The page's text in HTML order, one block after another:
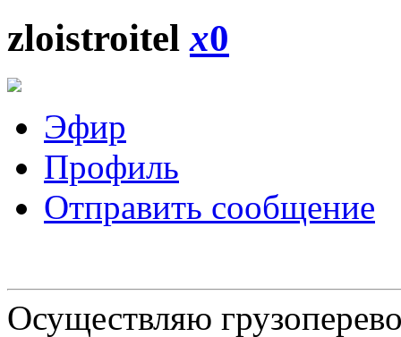
zloistroitelx0
Эфир
Профиль
Отправить сообщение
Осуществляю